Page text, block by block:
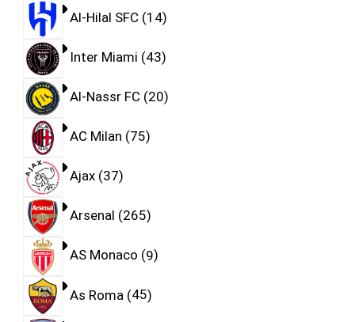
Al-Hilal SFC 14
Inter Miami 43
Al-Nassr FC 20
AC Milan 75
Ajax 37
Arsenal 265
AS Monaco 9
As Roma 45